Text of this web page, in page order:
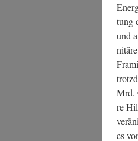
tung
und
Mrd.
re
es